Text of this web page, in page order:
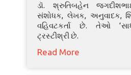
ડૉ. શ્રુતિબહેન
સંશોધક, લેખક, અનુવાદક,
વહિવટકર્તા છે. તેઓ
ટ્રસ્ટીશ્રી છે.
Read More